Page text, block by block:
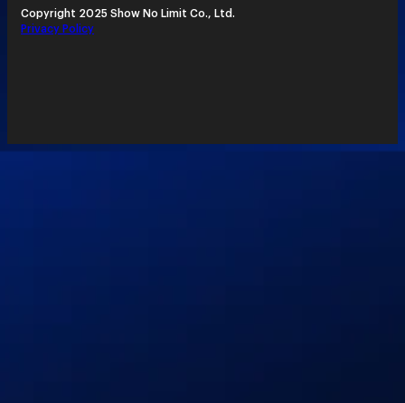
Copyright 2025 Show No Limit Co., Ltd.
Privacy Policy